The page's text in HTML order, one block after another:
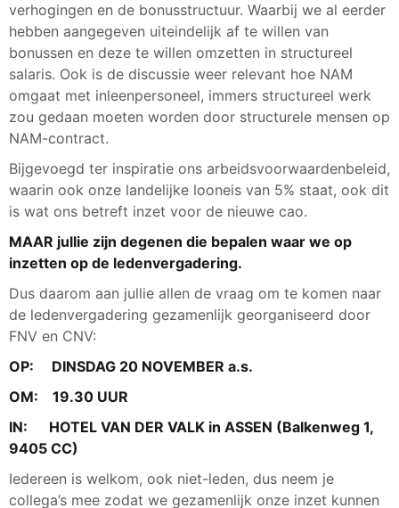
verhogingen en de bonusstructuur. Waarbij we al eerder
hebben aangegeven uiteindelijk af te willen van
bonussen en deze te willen omzetten in structureel
salaris. Ook is de discussie weer relevant hoe NAM
omgaat met inleenpersoneel, immers structureel werk
zou gedaan moeten worden door structurele mensen op
NAM-contract.
Bijgevoegd ter inspiratie ons arbeidsvoorwaardenbeleid,
waarin ook onze landelijke looneis van 5% staat, ook dit
is wat ons betreft inzet voor de nieuwe cao.
MAAR jullie zijn degenen die bepalen waar we op
inzetten op de ledenvergadering.
Dus daarom aan jullie allen de vraag om te komen naar
de ledenvergadering gezamenlijk georganiseerd door
FNV en CNV:
OP: DINSDAG 20 NOVEMBER a.s.
OM: 19.30 UUR
IN: HOTEL VAN DER VALK in ASSEN (Balkenweg 1,
9405 CC)
Iedereen is welkom, ook niet-leden, dus neem je
collega’s mee zodat we gezamenlijk onze inzet kunnen